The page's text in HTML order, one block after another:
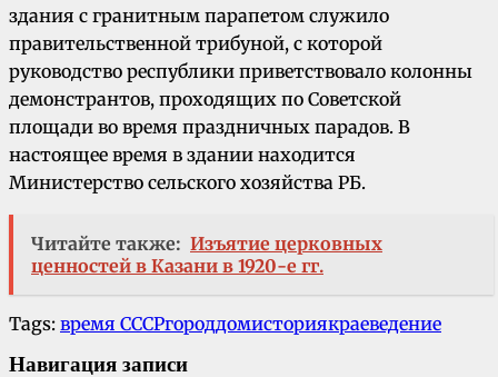
здания с гранитным парапетом служило
правительственной трибуной, с которой
руководство республики приветствовало колонны
демонстрантов, проходящих по Советской
площади во время праздничных парадов. В
настоящее время в здании находится
Министерство сельского хозяйства РБ.
Читайте также: Изъятие церковных
ценностей в Казани в 1920-е гг.
Tags: время СССРгороддомисториякраеведение
Навигация записи